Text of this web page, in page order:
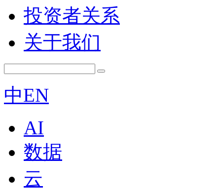
投资者关系
关于我们
中EN
AI
数据
云